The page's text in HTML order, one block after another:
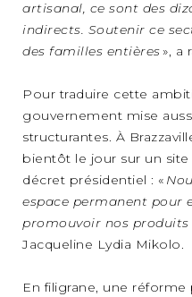
artisanal, ce sont des
indirects. Soutenir ce
des familles entières», a
Pour traduire cette
gouvernement mise
structurantes. À
bientôt le jour sur un
décret présidentiel : «
espace permanent pour
promouvoir nos produits
Jacqueline Lydia Mikolo.
En filigrane, une